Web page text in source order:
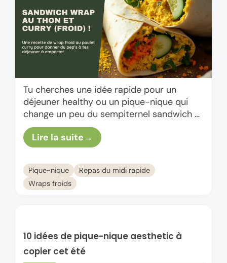
Tu cherches une idée rapide pour un
déjeuner healthy ou un pique-nique qui
change un peu du sempiternel sandwich ?
Laisse-moi te présenter ma petite pépite
du moment : les …
Lire la suite
Pique-nique
Repas du midi rapide
Wraps froids
10 idées de pique-nique aesthetic à
copier cet été